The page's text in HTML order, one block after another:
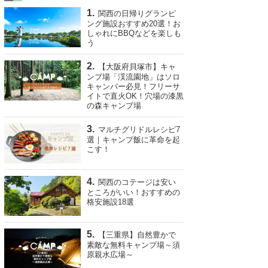
関西の日帰りグランピ
ング施設おすすめ20選！お
しゃれにBBQなどを楽しも
う
【大阪府貝塚市】キャ
ンプ場「渓流園地」はソロ
キャンパー必見！フリーサ
イトで直火OK！穴場の漆黒
の森キャンプ場
マルチグリドルレシピ7
選｜キャンプ飯に革命を起
こす！
関西のコテージは安い
ところがいい！おすすめの
格安施設18選
【三重県】自然豊かで
素敵な無料キャンプ場～須
原親水広場～